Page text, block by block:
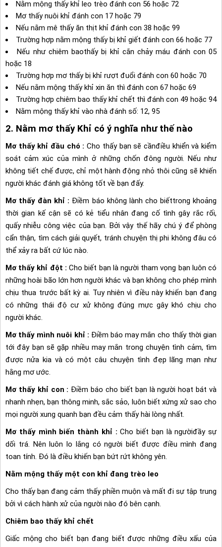
Nằm mộng thấy khỉ leo trèo đánh con 56 hoặc 72
Mơ thấy nuôi khỉ đánh con 17 hoặc 79
Nếu nằm mê thấy ăn thịt khỉ đánh con 38 hoặc 99
Trường hợp nằm mộng thấy bị khỉ giết đánh con 66 hoặc 77
Nếu như chiêm baothấy bị khỉ cắn chảy máu đánh con 05
hoặc 18
Trường hợp mơ thấy bị khỉ rượt đuổi đánh con 60 hoặc 70
Nếu nằm mộng thấy khỉ xin ăn thì đánh con 67 hoặc 69
Trường hợp chiêm bao thấy khỉ chết thì đánh con 49 hoặc 94
Nằm mộng thấy khỉ vào nhà đánh số: 12, 95
2. Nằm mơ thấy Khỉ có ý nghĩa như thế nào
Mơ thấy khỉ đầu chó :Cho thấy bạn sẽ cầnđiều khiển và kiểm
soát cảm xúc của mình ở những chốn đông người. Nếu như
không tiết chế được, chỉ một hành động nhỏ thôi cũng sẽ khiến
người khác đánh giá không tốt về bạn đấy.
Mơ thấy đàn khỉ : Điềm báo không lành cho biếttrong khoảng
thời gian kế cận sẽ có kẻ tiểu nhân đang cố tình gây rắc rối,
quấy nhiễu công việc của bạn. Bởi vậy thế hãy chú ý để phòng
cẩn thận, tìm cách giải quyết, tránh chuyện thị phi không đâu có
thể xảy ra bất cứ lúc nào.
Mơ thấy khỉ đột :Cho biết bạn là người tham vọng bạn luôn có
những hoài bão lớn hơn người khác và bạn không cho phép mình
chịu thua trước bất kỳ ai. Tuy nhiên vì điều này khiến bạn đang
có những thái độ cư xử không đúng mực gây khó chịu cho
người khác.
Mơ thấy mình nuôi khỉ : Điềm báo may mắn cho thấy thời gian
tới đây bạn sẽ gặp nhiều may mắn trong chuyện tình cảm, tìm
được nửa kia và có một câu chuyện tình đẹp lãng mạn như
hằng mơ ước.
Mơ thấy khỉ con : Điềm báo cho biết bạn là người hoạt bát và
nhanh nhẹn, bạn thông minh, sắc sảo, luôn biết xứng xử sao cho
mọi người xung quanh bạn đều cảm thấy hài lòng nhất.
Mơ thấy mình biến thành khỉ :Cho biết bạn là ngườiđầy sự
dối trá. Nên luôn lo lắng có người biết được điều mình đang
toan tính. Đó là điều khiến bạn bứt rứt không yên.
Nằm mộng thấy một con khỉ đang trèo leo
Cho thấy bạn đang cảm thấy phiền muộn và mất đi sự tập trung
bởi vì cách hành xử của người nào đó bên cạnh.
Chiêm bao thấy khỉ chết
Giấc mộng cho biết bạn đang biết được những điều xấu của